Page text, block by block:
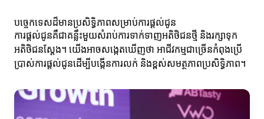
បច្ចេកទេសដ៏មានប្រសិទ្ធិភាពសម្រាប់ការផ្តល់ជូន
ការផ្តល់ជូនគឺជាគន្លឹះមួយសំរាប់ការទាក់ទាញអតិថិជនថ្មី និងរក្សាទុក
អតិថិជនស្ដែង។ យើងអាចសង្កេតឃើញថា អាជីវកម្មជាច្រើនកំពុងប្រើ
ប្រាស់ការផ្តល់ជូនដើម្បីបង្កើនការលក់ និងខ្ពស់សមត្ថភាពប្រសិទ្ធិភាព។